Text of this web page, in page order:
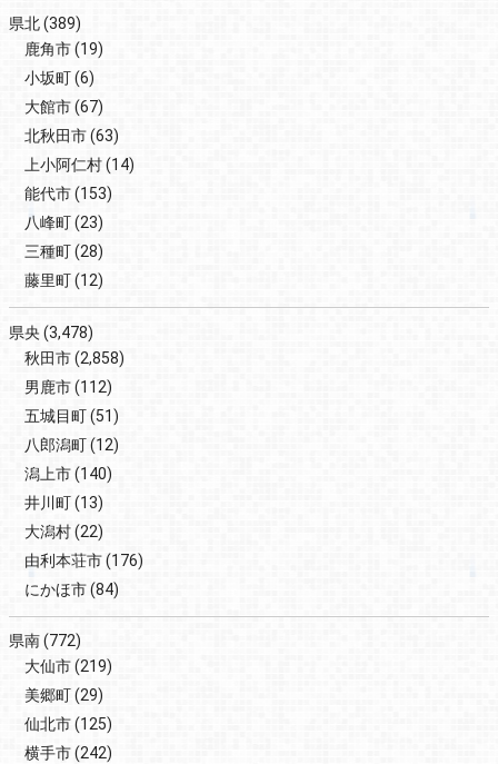
県北(389)
鹿角市(19)
小坂町(6)
大館市(67)
北秋田市(63)
上小阿仁村(14)
能代市(153)
八峰町(23)
三種町(28)
藤里町(12)
県央 (3,478)
秋田市(2,858)
男鹿市(112)
五城目町(51)
八郎潟町(12)
潟上市(140)
井川町(13)
大潟村(22)
由利本荘市(176)
にかほ市(84)
県南(772)
大仙市(219)
美郷町(29)
仙北市(125)
横手市(242)